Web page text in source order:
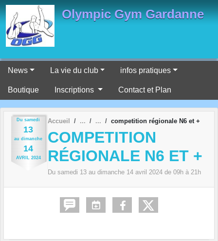
Olympic Gym Gardanne
News La vie du club infos pratiques
Boutique Inscriptions Contact et Plan
Du samedi
13
au dimanche
14
AVRIL 2024
Accueil competition régionale N6 et +
COMPETITION
RÉGIONALE N6 ET +
Du samedi 13 au dimanche 14 avril 2024 de 09h à 21h
Panneau de gestion des cookies